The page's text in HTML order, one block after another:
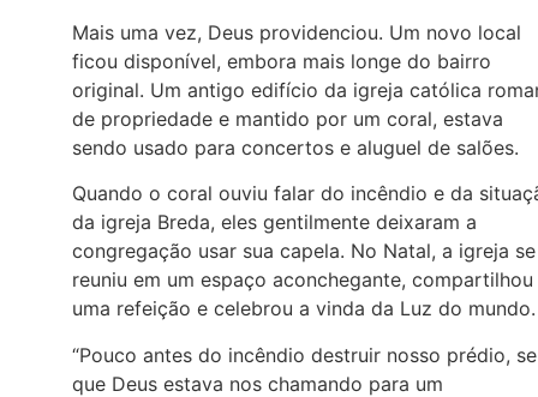
Mais uma vez, Deus providenciou. Um novo local
ficou disponível, embora mais longe do bairro
original. Um antigo edifício da igreja católica
de propriedade e mantido por um coral, estava
sendo usado para concertos e aluguel de salões.
Quando o coral ouviu falar do incêndio e da
da igreja Breda, eles gentilmente deixaram a
congregação usar sua capela. No Natal, a igreja se
reuniu em um espaço aconchegante, compartilhou
uma refeição e celebrou a vinda da Luz do mundo.
“Pouco antes do incêndio destruir nosso prédio,
que Deus estava nos chamando para um